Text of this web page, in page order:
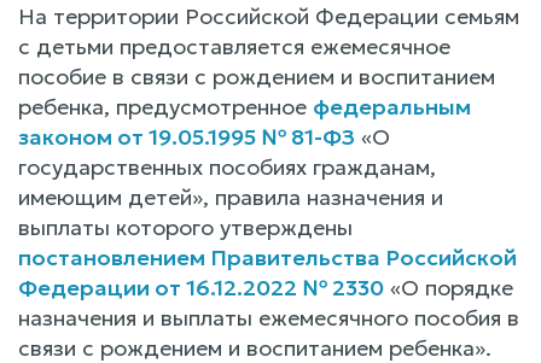
На территории Российской Федерации семьям
с детьми предоставляется ежемесячное
пособие в связи с рождением и воспитанием
ребенка, предусмотренное федеральным
законом от 19.05.1995 № 81-ФЗ «О
государственных пособиях гражданам,
имеющим детей», правила назначения и
выплаты которого утверждены
постановлением Правительства Российской
Федерации от 16.12.2022 № 2330 «О порядке
назначения и выплаты ежемесячного пособия в
связи с рождением и воспитанием ребенка».